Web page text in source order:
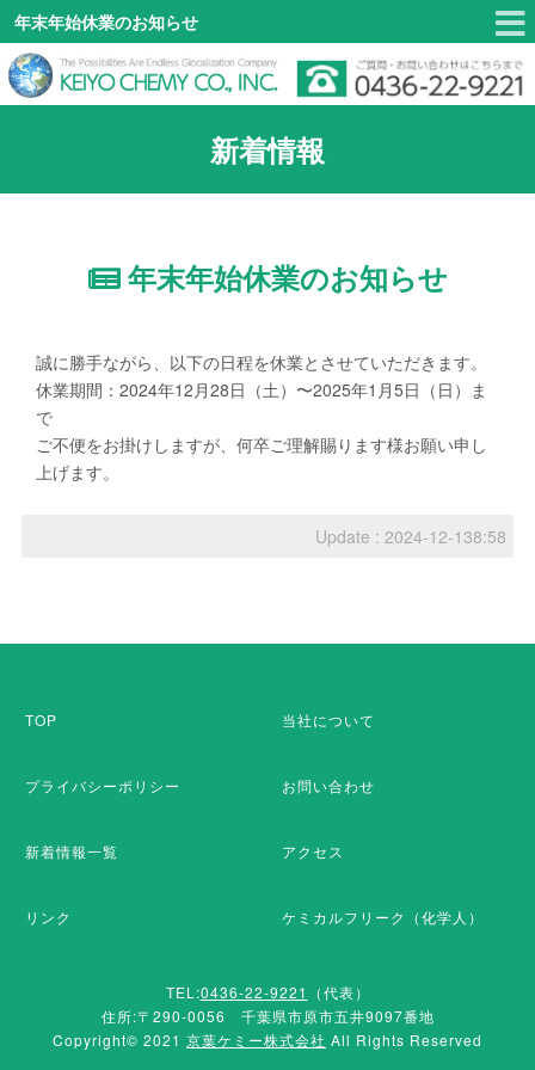
年末年始休業のお知らせ
新着情報
年末年始休業のお知らせ
誠に勝手ながら、以下の日程を休業とさせていただきます。
休業期間：2024年12月28日（土）〜2025年1月5日（日）ま
で
ご不便をお掛けしますが、何卒ご理解賜ります様お願い申し
上げます。
Update : 2024-12-138:58
TOP 当社について
プライバシーポリシー お問い合わせ
新着情報一覧 アクセス
リンク ケミカルフリーク（化学人）
TEL:0436-22-9221 （代表）
住所:〒290-0056 千葉県市原市五井9097番地
Copyright© 2021 京葉ケミー株式会社 All Rights Reserved